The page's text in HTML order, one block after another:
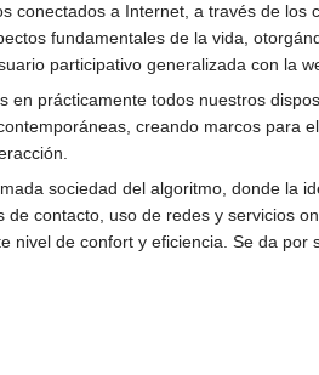
conectados a Internet, a través de
fundamentales de la vida,
participativo generalizada con la
prácticamente todos nuestros
creando marcos para
sociedad del algoritmo, donde la
contacto, uso de redes y servicios
nivel de confort y eficiencia. Se da